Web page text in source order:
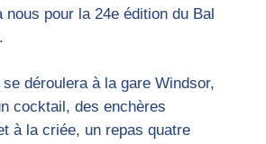
nous pour la 24e édition du Bal
déroulera à la gare Windsor,
cocktail, des enchères
à la criée, un repas quatre